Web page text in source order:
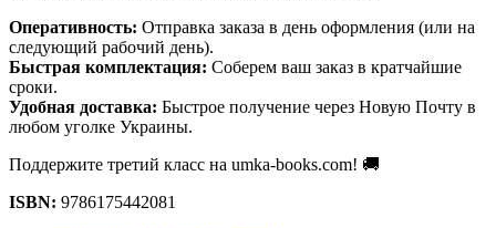
Оперативность: Отправка заказа в день оформления (или на
следующий рабочий день).
Быстрая комплектация: Соберем ваш заказ в кратчайшие
сроки.
Удобная доставка: Быстрое получение через Новую Почту в
любом уголке Украины.
Поддержите третий класс на umka-books.com! 🚚
ISBN: 9786175442081